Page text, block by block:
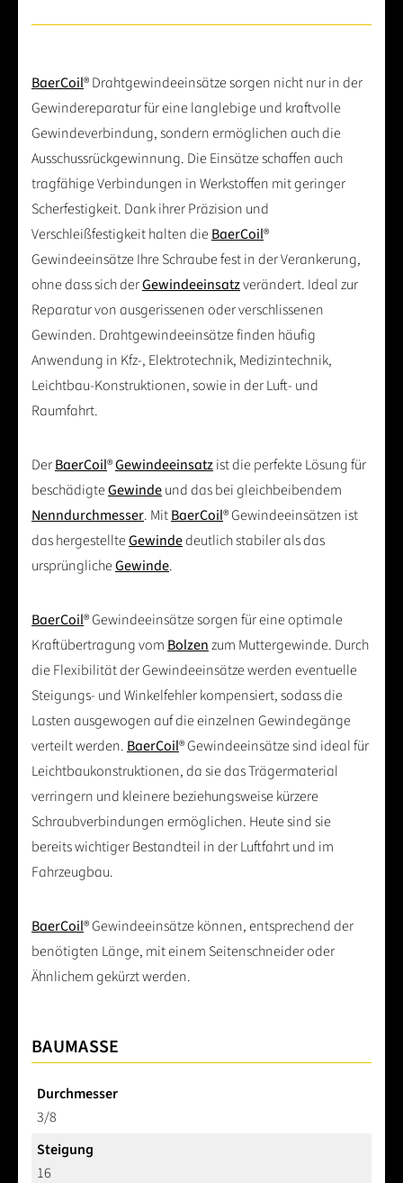
BaerCoil® Drahtgewindeeinsätze sorgen nicht nur in der
Gewindereparatur für eine langlebige und kraftvolle
Gewindeverbindung, sondern ermöglichen auch die
Ausschussrückgewinnung. Die Einsätze schaffen auch
tragfähige Verbindungen in Werkstoffen mit geringer
Scherfestigkeit. Dank ihrer Präzision und
Verschleißfestigkeit halten dieBaerCoil®
Gewindeeinsätze Ihre Schraube fest in der Verankerung,
ohne dass sich derGewindeeinsatzverändert. Ideal zur
Reparatur von ausgerissenen oder verschlissenen
Gewinden. Drahtgewindeeinsätze finden häufig
Anwendung in Kfz-, Elektrotechnik, Medizintechnik,
Leichtbau-Konstruktionen, sowie in der Luft- und
Raumfahrt.
DerBaerCoil®Gewindeeinsatzist die perfekte Lösung für
beschädigteGewindeund das bei gleichbeibendem
Nenndurchmesser. MitBaerCoil® Gewindeeinsätzen ist
das hergestellteGewindedeutlich stabiler als das
ursprünglicheGewinde.
BaerCoil® Gewindeeinsätze sorgen für eine optimale
Kraftübertragung vom Bolzenzum Muttergewinde. Durch
die Flexibilität der Gewindeeinsätze werden eventuelle
Steigungs- und Winkelfehler kompensiert, sodass die
Lasten ausgewogen auf die einzelnen Gewindegänge
verteilt werden. BaerCoil® Gewindeeinsätze sind ideal für
Leichtbaukonstruktionen, da sie das Trägermaterial
verringern und kleinere beziehungsweise kürzere
Schraubverbindungen ermöglichen. Heute sind sie
bereits wichtiger Bestandteil in der Luftfahrt und im
Fahrzeugbau.
BaerCoil® Gewindeeinsätze können, entsprechend der
benötigten Länge, mit einem Seitenschneider oder
Ähnlichem gekürzt werden.
BAUMASSE
Durchmesser
3/8
Steigung
16